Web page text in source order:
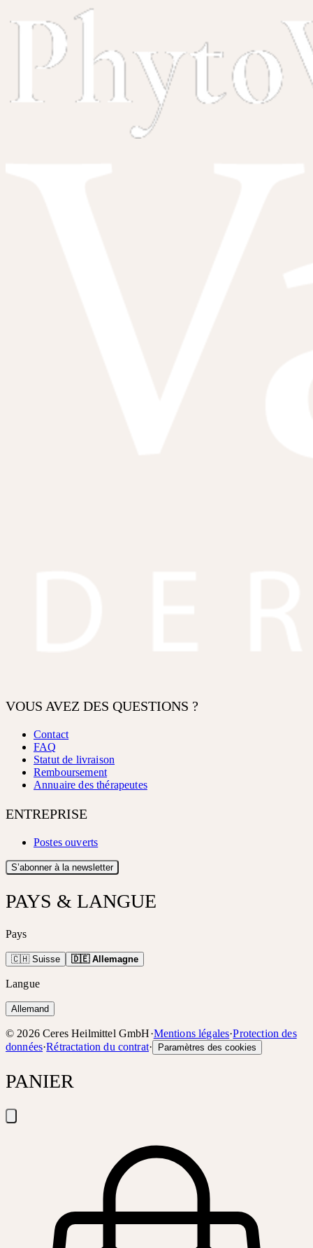
VOUS AVEZ DES QUESTIONS ?
Contact
FAQ
Statut de livraison
Remboursement
Annuaire des thérapeutes
ENTREPRISE
Postes ouverts
S’abonner à la newsletter
PAYS & LANGUE
Pays
🇨🇭 Suisse 🇩🇪 Allemagne
Langue
Allemand
© 2026 Ceres Heilmittel GmbH·Mentions légales·Protection des
données·Rétractation du contrat· Paramètres des cookies
PANIER